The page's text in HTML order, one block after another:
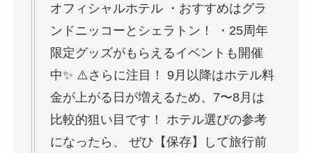
オフィシャルホテル ・おすすめはグラ
ンドニッコーとシェラトン！ ・25周年
限定グッズがもらえるイベントも開催
中✨ ⚠️さらに注目！ 9月以降はホテル料
金が上がる日が増えるため、7〜8月は
比較的狙い目です！ ホテル選びの参考
になったら、 ぜひ【保存】して旅行前